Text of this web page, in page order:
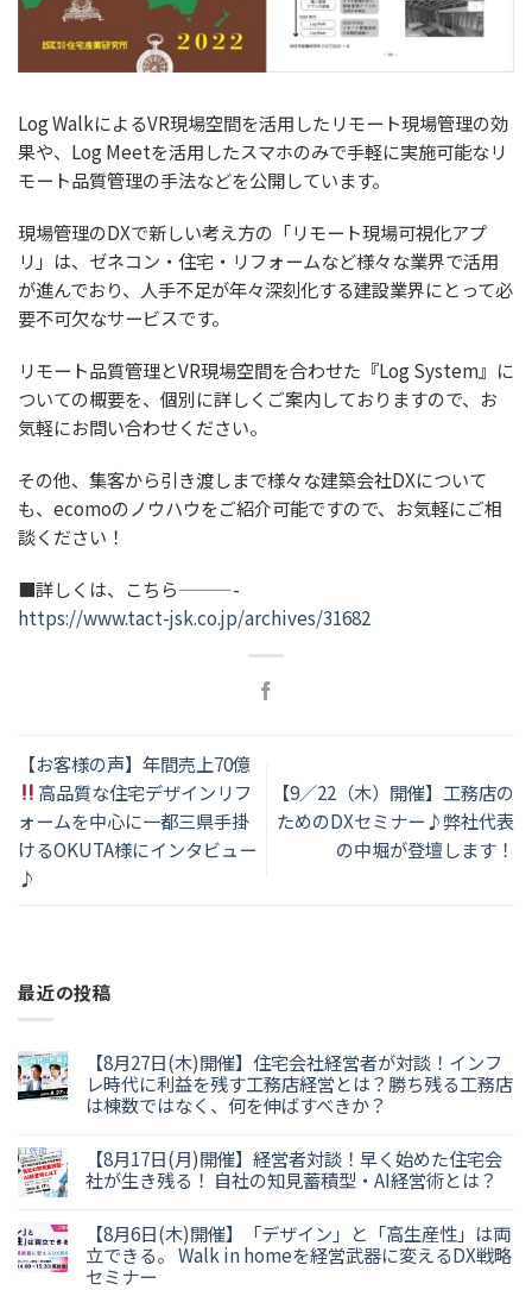
Log WalkによるVR現場空間を活用したリモート現場管理の効
果や、Log Meetを活用したスマホのみで手軽に実施可能なリ
モート品質管理の手法などを公開しています。
現場管理のDXで新しい考え方の「リモート現場可視化アプ
リ」は、ゼネコン・住宅・リフォームなど様々な業界で活用
が進んでおり、人手不足が年々深刻化する建設業界にとって必
要不可欠なサービスです。
リモート品質管理とVR現場空間を合わせた『Log System』に
ついての概要を、個別に詳しくご案内しておりますので、お
気軽にお問い合わせください。
その他、集客から引き渡しまで様々な建築会社DXについて
も、ecomoのノウハウをご紹介可能ですので、お気軽にご相
談ください！
■詳しくは、こちら———-
https://www.tact-jsk.co.jp/archives/31682
【お客様の声】年間売上70億
高品質な住宅デザインリフ
ォームを中心に一都三県手掛
けるOKUTA様にインタビュー
♪
【9／22（木）開催】工務店の
ためのDXセミナー♪弊社代表
の中堀が登壇します！
最近の投稿
【8月27日(木)開催】住宅会社経営者が対談！インフ
レ時代に利益を残す工務店経営とは？勝ち残る工務店
は棟数ではなく、何を伸ばすべきか？
【8月17日(月)開催】経営者対談！早く始めた住宅会
社が生き残る！ 自社の知見蓄積型・AI経営術とは？
【8月6日(木)開催】「デザイン」と「高生産性」は両
立できる。 Walk in homeを経営武器に変えるDX戦略
セミナー